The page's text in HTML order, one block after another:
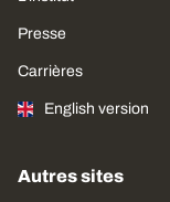
Presse
Carrières
English version
Autres sites